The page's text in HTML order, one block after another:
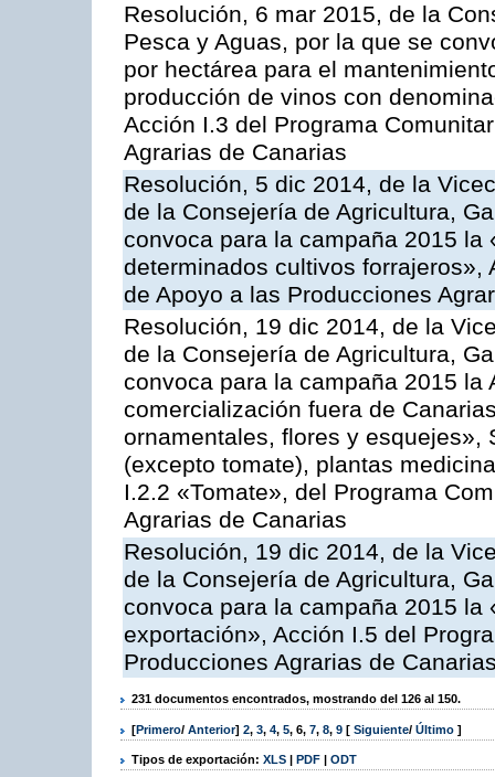
Resolución, 6 mar 2015, de la
Pesca y Aguas, por la que se
por hectárea para el
producción de vinos con
Acción I.3 del Programa
Agrarias de Canarias
Resolución, 5 dic 2014, de la
de la Consejería de Agricultura,
convoca para la campaña 2015 la
determinados cultivos forrajeros»,
de Apoyo a las Producciones
Resolución, 19 dic 2014, de la
de la Consejería de Agricultura,
convoca para la campaña 2015 la
comercialización fuera de
ornamentales, flores y esquejes»,
(excepto tomate), plantas
I.2.2 «Tomate», del Programa
Agrarias de Canarias
Resolución, 19 dic 2014, de la
de la Consejería de Agricultura,
convoca para la campaña 2015
exportación», Acción I.5 del
Producciones Agrarias de
231 documentos encontrados, mostrando del 126 al 150.
[Primero/ Anterior] 2, 3, 4, 5, 6, 7, 8, 9 [ Siguiente/ Último ]
Tipos de exportación: XLS | PDF | ODT